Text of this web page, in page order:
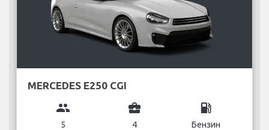
MERCEDES E250 CGI
group
5
business_center
4
local_gas_station
Бензин